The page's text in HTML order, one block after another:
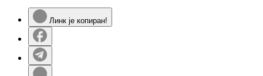
Линк је копиран!